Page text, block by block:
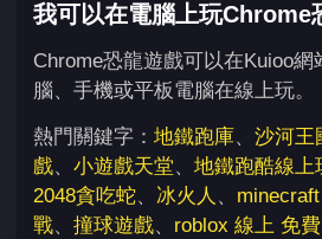
我可以在電腦上玩Chrome
Chrome恐龍遊戲可以在Kuioo網
腦、手機或平板電腦在線上玩。
熱門關鍵字： 地鐵跑庫、 沙河王
戲、 小遊戲天堂、 地鐵跑酷線上
2048貪吃蛇、 冰火人 、
戰、 撞球遊戲、 roblox 線上 免